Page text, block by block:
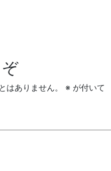
はありません。 ※ が付いて